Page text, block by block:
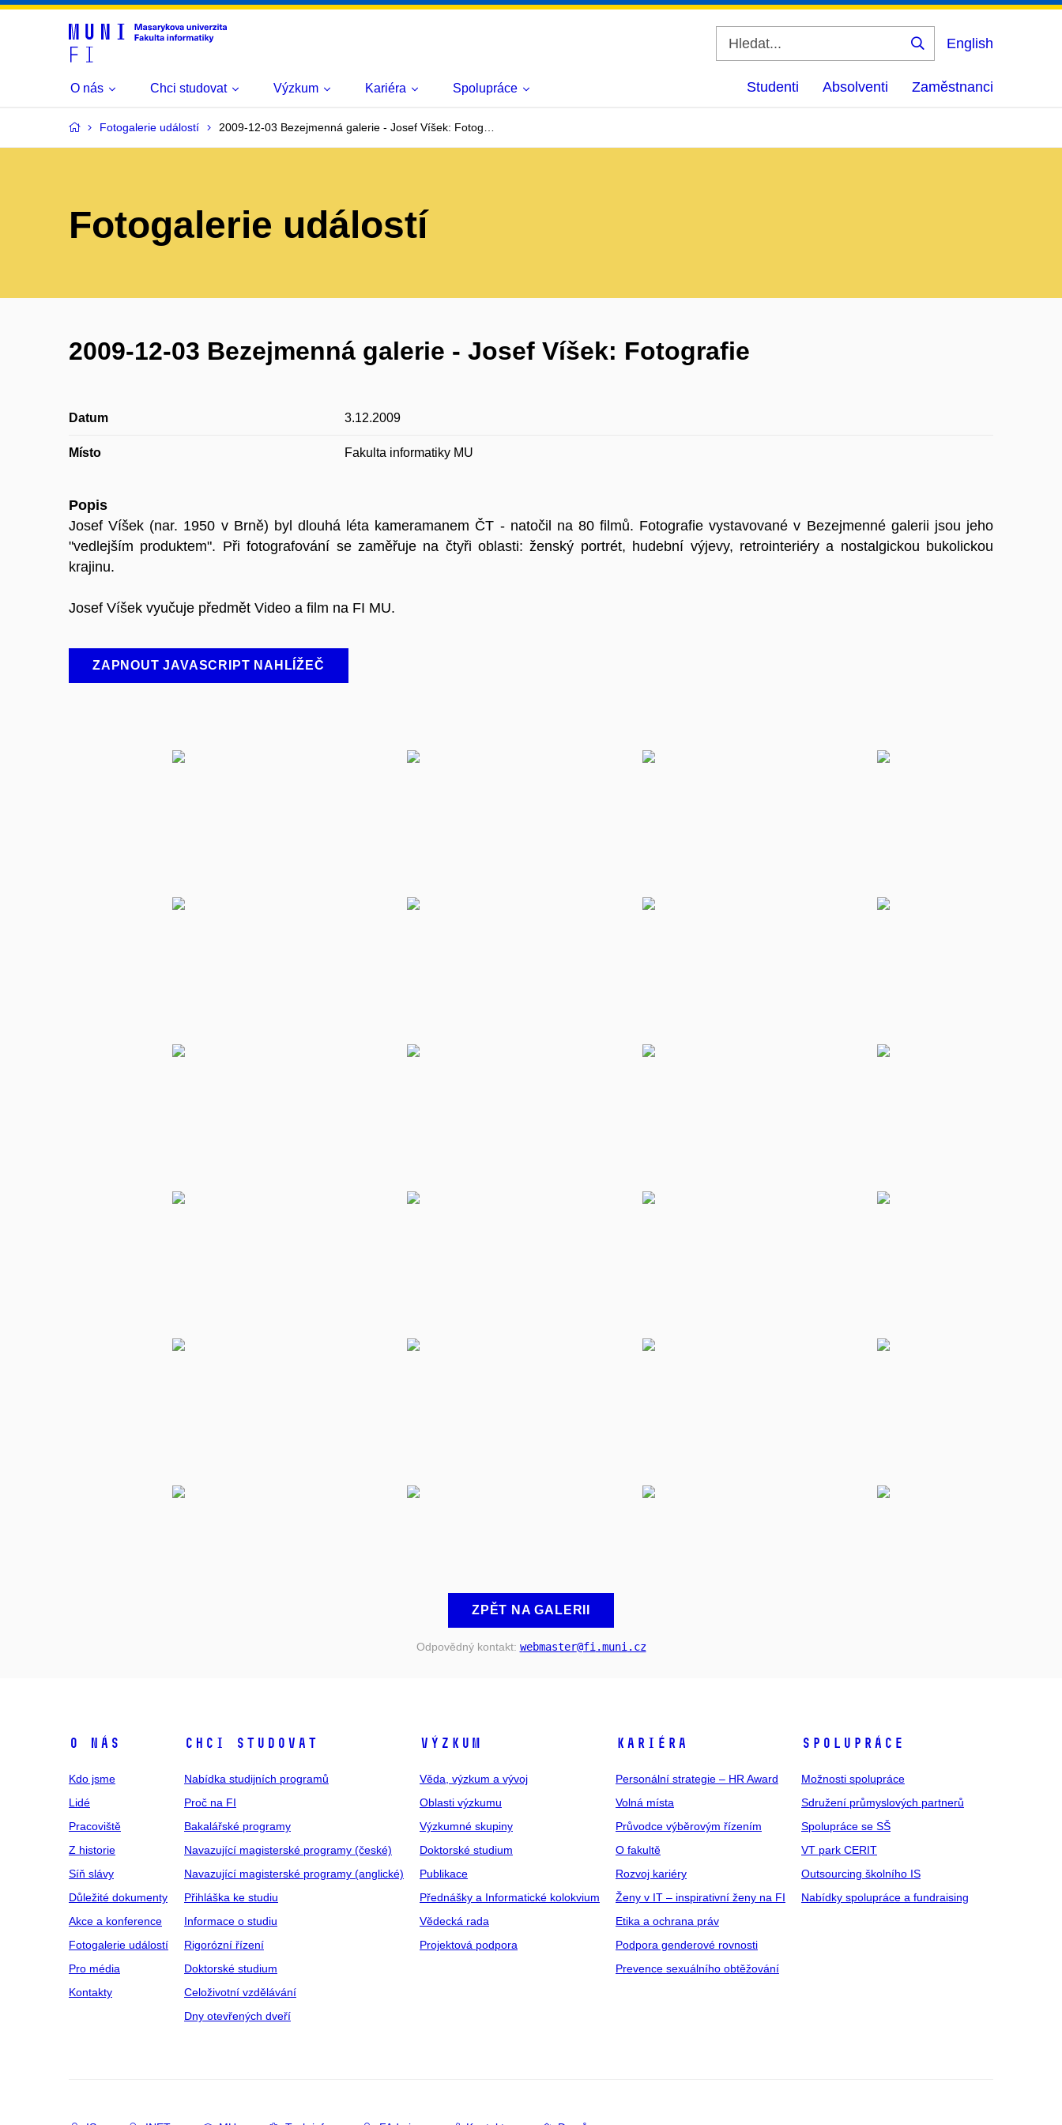
Vyhledat
English
O nás Chci studovat Výzkum Kariéra Spolupráce Studenti Absolventi Zaměstnanci
Fotogalerie událostí 2009-12-03 Bezejmenná galerie - Josef Víšek: Fotog…
Fotogalerie událostí
2009-12-03 Bezejmenná galerie - Josef Víšek: Fotografie
Datum 3.12.2009
Místo Fakulta informatiky MU
Popis
Josef Víšek (nar. 1950 v Brně) byl dlouhá léta kameramanem ČT - natočil na 80 filmů. Fotografie vystavované v Bezejmenné galerii jsou jeho
"vedlejším produktem". Při fotografování se zaměřuje na čtyři oblasti: ženský portrét, hudební výjevy, retrointeriéry a nostalgickou bukolickou
krajinu.
Josef Víšek vyučuje předmět Video a film na FI MU.
ZAPNOUT JAVASCRIPT NAHLÍŽEČ
ZPĚT NA GALERII
Odpovědný kontakt: webmaster@fi .muni .cz
O NÁS
Kdo jsme
Lidé
Pracoviště
Z historie
Síň slávy
Důležité dokumenty
Akce a konference
Fotogalerie událostí
Pro média
Kontakty
CHCI STUDOVAT
Nabídka studijních programů
Proč na FI
Bakalářské programy
Navazující magisterské programy (české)
Navazující magisterské programy (anglické)
Přihláška ke studiu
Informace o studiu
Rigorózní řízení
Doktorské studium
Celoživotní vzdělávání
Dny otevřených dveří
VÝZKUM
Věda, výzkum a vývoj
Oblasti výzkumu
Výzkumné skupiny
Doktorské studium
Publikace
Přednášky a Informatické kolokvium
Vědecká rada
Projektová podpora
KARIÉRA
Personální strategie – HR Award
Volná místa
Průvodce výběrovým řízením
O fakultě
Rozvoj kariéry
Ženy v IT – inspirativní ženy na FI
Etika a ochrana práv
Podpora genderové rovnosti
Prevence sexuálního obtěžování
SPOLUPRÁCE
Možnosti spolupráce
Sdružení průmyslových partnerů
Spolupráce se SŠ
VT park CERIT
Outsourcing školního IS
Nabídky spolupráce a fundraising